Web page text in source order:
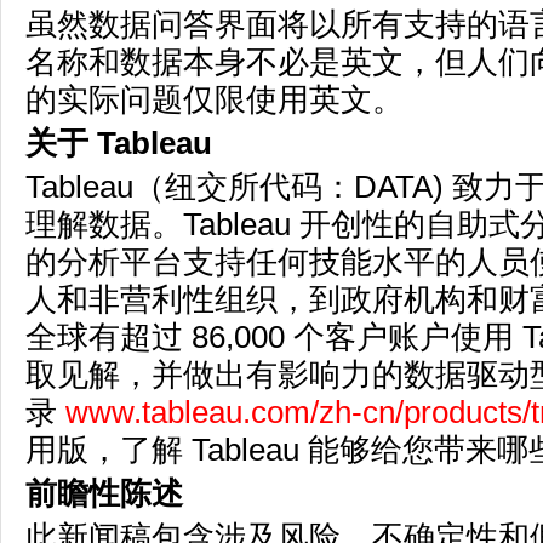
虽然数据问答界面将以所有支持的语
名称和数据本身不必是英文，但人们
的实际问题仅限使用英文。
关于 Tableau
Tableau（纽交所代码：DATA) 致力
理解数据。Tableau 开创性的自助式
的分析平台支持任何技能水平的人员
人和非营利性组织，到政府机构和财
全球有超过 86,000 个客户账户使用
取见解，并做出有影响力的数据驱动
录 www.tableau.com/zh-cn/products/
用版，了解 Tableau 能够给您带来哪
前瞻性陈述